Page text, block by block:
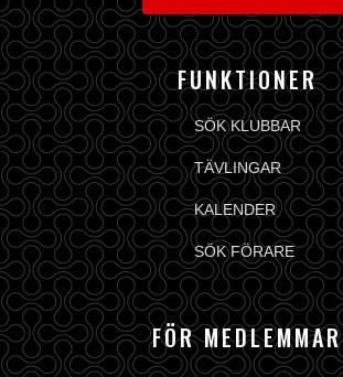
FUNKTIONER
SÖK KLUBBAR
TÄVLINGAR
KALENDER
SÖK FÖRARE
FÖR MEDLEMMAR